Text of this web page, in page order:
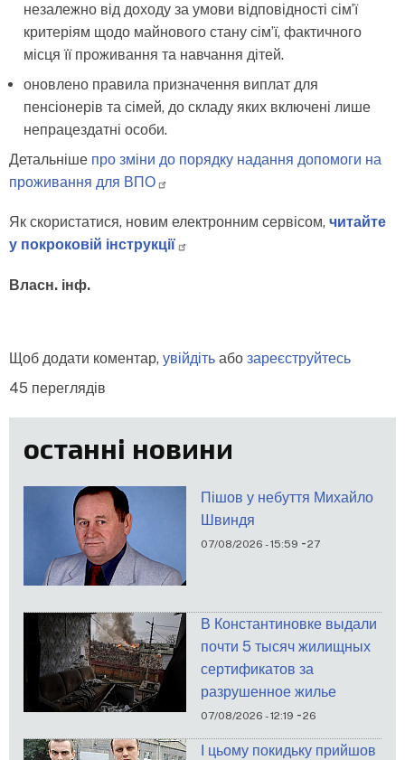
незалежно від доходу за умови відповідності сімʼї
критеріям щодо майнового стану сімʼї, фактичного
місця її проживання та навчання дітей.
оновлено правила призначення виплат для
пенсіонерів та сімей, до складу яких включені лише
непрацездатні особи.
Детальніше про зміни до порядку надання допомоги на
проживання для ВПО
Як скористатися, новим електронним сервісом, читайте
у покроковій інструкції
Власн. інф.
Щоб додати коментар, увійдіть або зареєструйтесь
45 переглядів
останні новини
Пішов у небуття Михайло
Швиндя
07/08/2026 - 15:59 -27
В Константиновке выдали
почти 5 тысяч жилищных
сертификатов за
разрушенное жилье
07/08/2026 - 12:19 -26
І цьому покидьку прийшов